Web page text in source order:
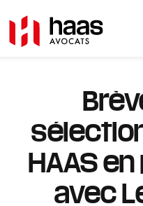
HAAS
avec